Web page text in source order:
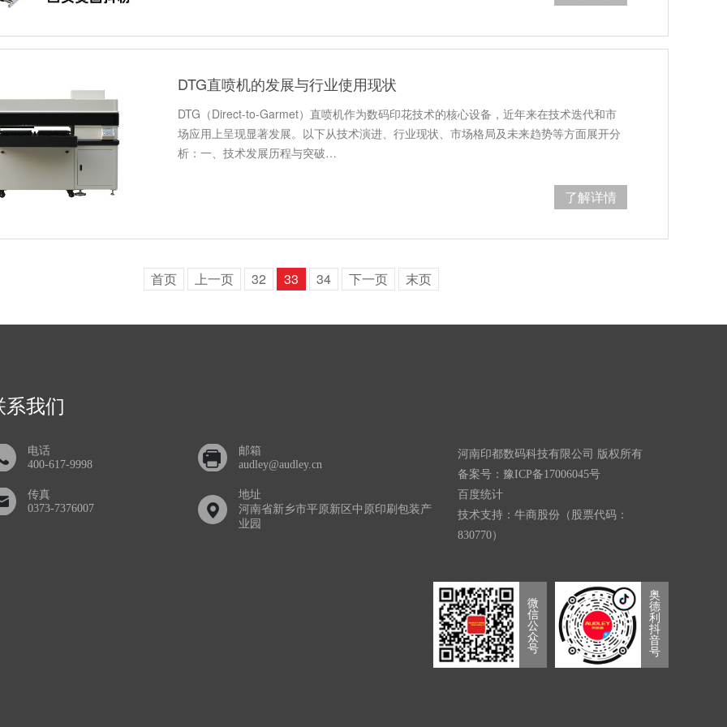
DTG直喷机的发展与行业使用现状
DTG（Direct-to-Garmet）直喷机作为数码印花技术的核心设备，近年来在技术迭代和市
场应用上呈现显著发展。以下从技术演进、行业现状、市场格局及未来趋势等方面展开分
析：一、技术发展历程与突破…
了解详情
首页 上一页 32 33 34 下一页 末页
系我们
电话
400-617-9998
传真
0373-7376007
邮箱
audley@audley.cn
地址
河南省新乡市平原新区中原印刷包装产
业园
河南印都数码科技有限公司 版权所有
备案号： 豫ICP备17006045号
百度统计
技术支持：牛商股份（股票代码：
830770）
微
信
公
众
号
奥
德
利
抖
音
号